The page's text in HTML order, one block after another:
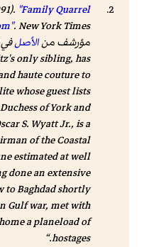
"Family Quarrel
.New York Times
مؤرشف منالأصلفي 12 يونيو
only sibling, has
haute couture to
whose guest lists
of York and
S. Wyatt Jr., is a
of the Coastal
estimated at well
done an extensive
to Baghdad shortly
Gulf war, met with
a planeload of
hostages.